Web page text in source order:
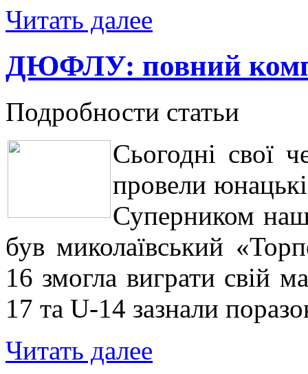
Читать далее
ДЮФЛУ: повний
Подробности статьи
Сьогодні свої
провели
Суперником
був миколаївський
16 змогла виграти свій
17 та U-14 зазнали
Читать далее